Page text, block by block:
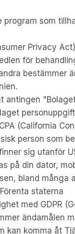
program som
Privacy
för
bestämmer
antingen
(California
person som
sig utanför
på din dator,
bland många
staterna
med GDPR
ändamålen
kan komma åt